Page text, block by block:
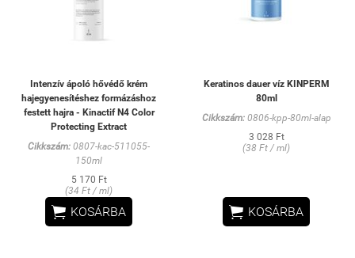
Intenzív ápoló hővédő krém
hajegyenesítéshez formázáshoz
festett hajra - Kinactif N4 Color
Protecting Extract
Cikkszám: 0807-kac-511055-
150ml
5 170 Ft
(34 Ft / ml)
 KOSÁRBA
Keratinos dauer víz KINPERM
80ml
Cikkszám:0806-kpp-80ml-alap
3 028 Ft
(38 Ft / ml)
 KOSÁRBA